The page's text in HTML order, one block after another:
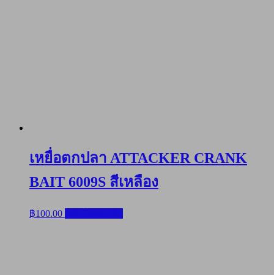
เหยื่อตกปลา ATTACKER CRANK
BAIT 6009S สีเหลือง
฿100.00